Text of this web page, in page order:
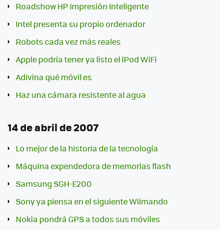
Roadshow HP Impresión Inteligente
Intel presenta su propio ordenador
Robots cada vez más reales
Apple podría tener ya listo el iPod WiFi
Adivina qué móvil es
Haz una cámara resistente al agua
14 de abril de 2007
Lo mejor de la historia de la tecnología
Máquina expendedora de memorias flash
Samsung SGH-E200
Sony ya piensa en el siguiente Wiimando
Nokia pondrá GPS a todos sus móviles